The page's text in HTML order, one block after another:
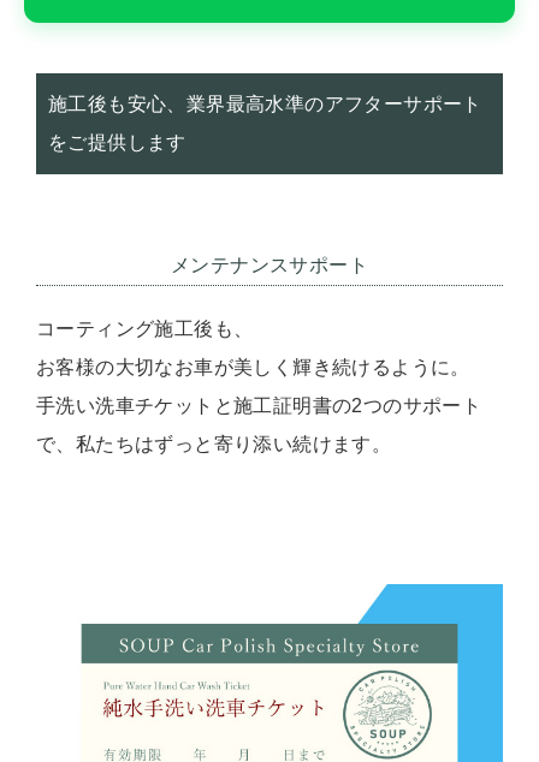
施工後も安心、業界最高水準のアフターサポート
をご提供します
メンテナンスサポート
コーティング施工後も、
お客様の大切なお車が美しく輝き続けるように。
手洗い洗車チケットと施工証明書の2つのサポート
で、私たちはずっと寄り添い続けます。